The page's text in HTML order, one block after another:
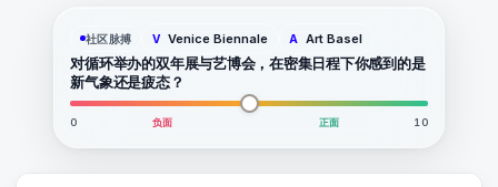
社区脉搏 V Venice Biennale A Art Basel
对循环举办的双年展与艺博会，在密集日程下你感到的是
新气象还是疲态？
0 负面 正面 10